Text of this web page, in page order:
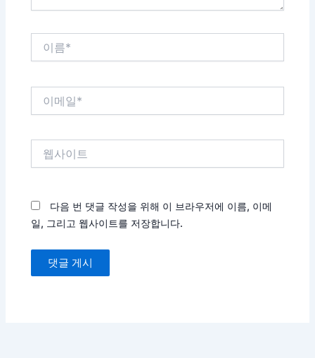
다음 번 댓글 작성을 위해 이 브라우저에 이름, 이메
일, 그리고 웹사이트를 저장합니다.